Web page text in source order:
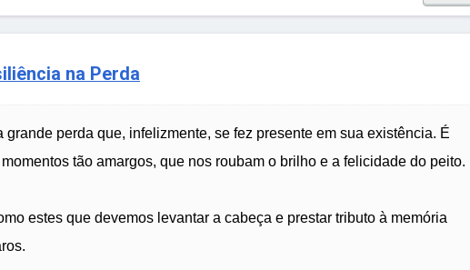
na Perda
perda que, infelizmente, se fez presente em sua existência. É
tão amargos, que nos roubam o brilho e a felicidade do peito.
estes que devemos levantar a cabeça e prestar tributo à memória